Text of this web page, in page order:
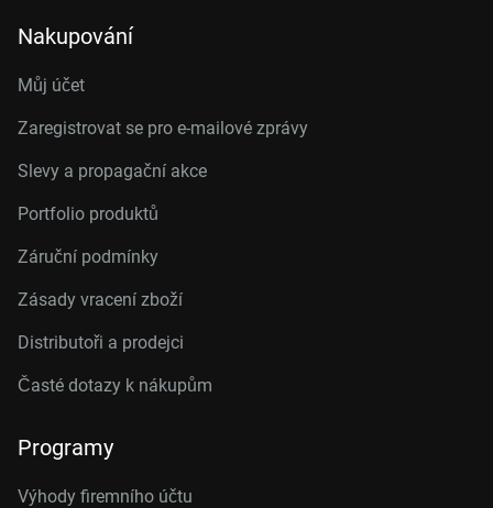
Nakupování
Můj účet
Zaregistrovat se pro e-mailové zprávy
Slevy a propagační akce
Portfolio produktů
Záruční podmínky
Zásady vracení zboží
Distributoři a prodejci
Časté dotazy k nákupům
Programy
Výhody firemního účtu